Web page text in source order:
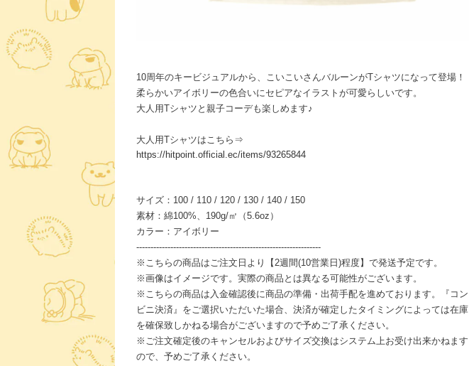
10周年のキービジュアルから、こいこいさんバルーンがTシャツになって登場！
柔らかいアイボリーの色合いにセピアなイラストが可愛らしいです。
大人用Tシャツと親子コーデも楽しめます♪
大人用Tシャツはこちら⇒
https://hitpoint.official.ec/items/93265844
サイズ：100 / 110 / 120 / 130 / 140 / 150
素材：綿100%、190g/㎡（5.6oz）
カラー：アイボリー
-----------------------------------------------------------------
※こちらの商品はご注文日より【2週間(10営業日)程度】で発送予定です。
※画像はイメージです。実際の商品とは異なる可能性がございます。
※こちらの商品は入金確認後に商品の準備・出荷手配を進めております。『コン
ビニ決済』をご選択いただいた場合、決済が確定したタイミングによっては在庫
を確保致しかねる場合がございますので予めご了承ください。
※ご注文確定後のキャンセルおよびサイズ交換はシステム上お受け出来かねます
ので、予めご了承ください。